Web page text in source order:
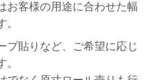
お客様の用途に合わせた幅
プ貼りなど、ご希望に応じ